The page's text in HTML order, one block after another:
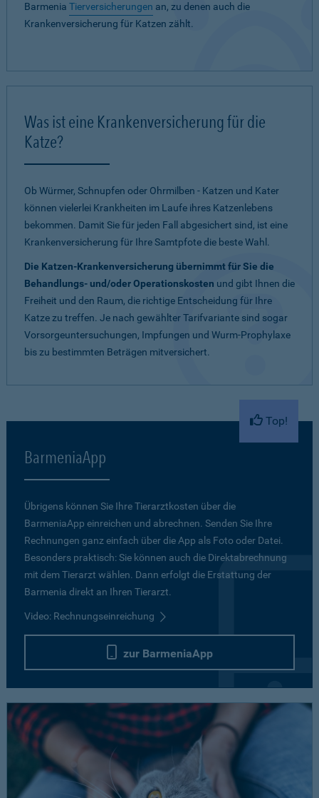
Barmenia Tierversicherungen an, zu denen auch die
Krankenversicherung für Katzen zählt.
Was ist eine Krankenversicherung für die
Katze?
Ob Würmer, Schnupfen oder Ohrmilben - Katzen und Kater
können vielerlei Krankheiten im Laufe ihres Katzenlebens
bekommen. Damit Sie für jeden Fall abgesichert sind, ist eine
Krankenversicherung für Ihre Samtpfote die beste Wahl.
Die Katzen-Krankenversicherung übernimmt für Sie die
Behandlungs- und/oder Operationskosten und gibt Ihnen die
Freiheit und den Raum, die richtige Entscheidung für Ihre
Katze zu treffen. Je nach gewählter Tarifvariante sind sogar
Vorsorgeuntersuchungen, Impfungen und Wurm-Prophylaxe
bis zu bestimmten Beträgen mitversichert.
Top!
BarmeniaApp
Übrigens können Sie Ihre Tierarztkosten über die
BarmeniaApp einreichen und abrechnen. Senden Sie Ihre
Rechnungen ganz einfach über die App als Foto oder Datei.
Besonders praktisch: Sie können auch die Direktabrechnung
mit dem Tierarzt wählen. Dann erfolgt die Erstattung der
Barmenia direkt an Ihren Tierarzt.
Video: Rechnungseinreichung
zur BarmeniaApp